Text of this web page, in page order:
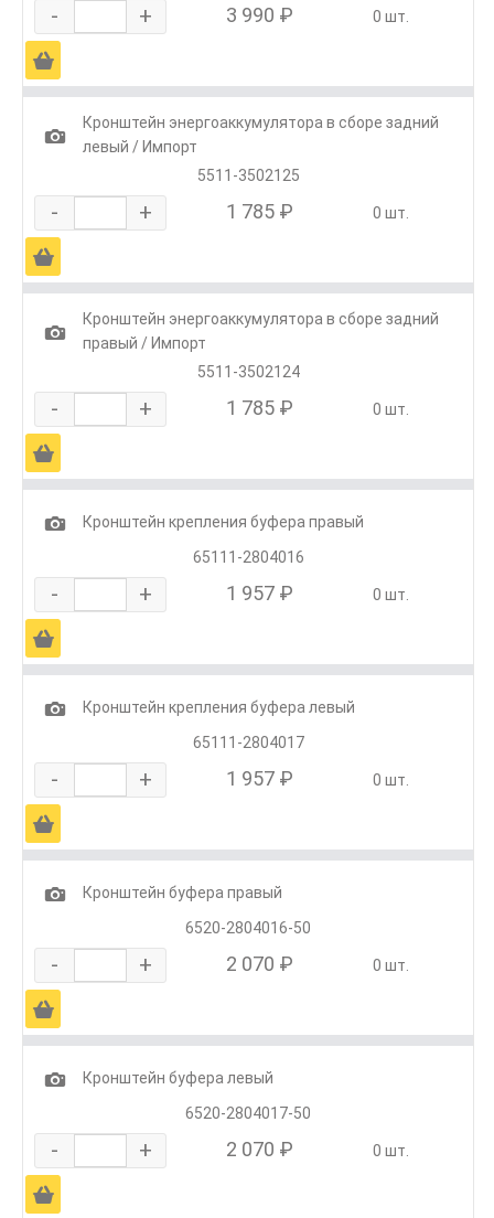
- + 3 990 ₽ 0 шт.
Ä
1
Кронштейн энергоаккумулятора в сборе задний
левый / Импорт
5511-3502125
- + 1 785 ₽ 0 шт.
Ä
1
Кронштейн энергоаккумулятора в сборе задний
правый / Импорт
5511-3502124
- + 1 785 ₽ 0 шт.
Ä
1
Кронштейн крепления буфера правый
65111-2804016
- + 1 957 ₽ 0 шт.
Ä
1
Кронштейн крепления буфера левый
65111-2804017
- + 1 957 ₽ 0 шт.
Ä
1
Кронштейн буфера правый
6520-2804016-50
- + 2 070 ₽ 0 шт.
Ä
1
Кронштейн буфера левый
6520-2804017-50
- + 2 070 ₽ 0 шт.
Ä